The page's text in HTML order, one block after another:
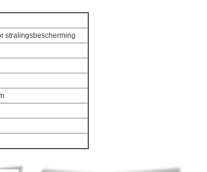
stralingsbescherming